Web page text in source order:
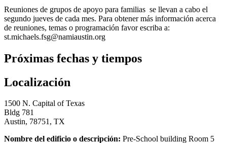
Reuniones de grupos de apoyo para familias se llevan a cabo el
segundo jueves de cada mes. Para obtener más información acerca
de reuniones, temas o programación favor escriba a:
st.michaels.fsg@namiaustin.org
Próximas fechas y tiempos
Localización
1500 N. Capital of Texas
Bldg 781
Austin, 78751, TX
Nombre del edificio o descripción: Pre-School building Room 5